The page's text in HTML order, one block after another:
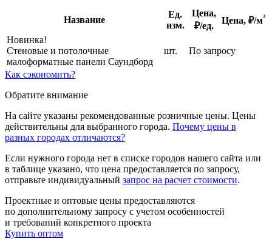
Название
Ед.
изм.
Цена,
₽/ед.
Цена, ₽/м²
Новинка!
Стеновые и потолочные
малоформатные панели Саундборд
шт. По запросу
Как сэкономить?
Обратите внимание
На сайте указаны рекомендованные розничные цены. Цены
действительны для выбранного города. Почему цены в
разных городах отличаются?
Если нужного города нет в списке городов нашего сайта или
в таблице указано, что цена предоставляется по запросу,
отправьте индивидуальный запрос на расчет стоимости.
Проектные и оптовые цены предоставляются
по дополнительному запросу с учетом особенностей
и требований конкретного проекта
Купить оптом